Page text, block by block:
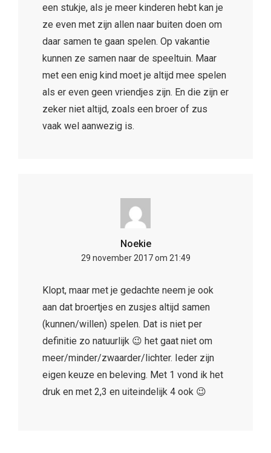
een stukje, als je meer kinderen hebt kan je
ze even met zijn allen naar buiten doen om
daar samen te gaan spelen. Op vakantie
kunnen ze samen naar de speeltuin. Maar
met een enig kind moet je altijd mee spelen
als er even geen vriendjes zijn. En die zijn er
zeker niet altijd, zoals een broer of zus
vaak wel aanwezig is.
Noekie
29 november 2017 om 21:49
Klopt, maar met je gedachte neem je ook
aan dat broertjes en zusjes altijd samen
(kunnen/willen) spelen. Dat is niet per
definitie zo natuurlijk 😉 het gaat niet om
meer/minder/zwaarder/lichter. Ieder zijn
eigen keuze en beleving. Met 1 vond ik het
druk en met 2,3 en uiteindelijk 4 ook 😉